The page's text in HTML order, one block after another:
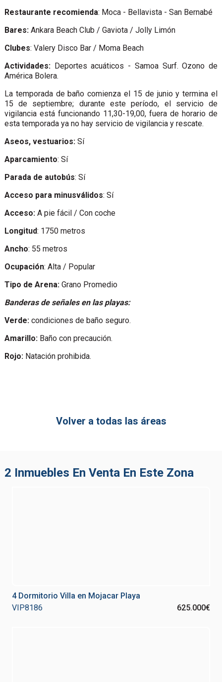
Restaurante recomienda: Moca - Bellavista - San Bernabé
Bares:Ankara Beach Club / Gaviota / Jolly Limón
Clubes: Valery Disco Bar / Moma Beach
Actividades:Deportes acuáticos - Samoa Surf. Ozono de
América Bolera.
La temporada de baño comienza el 15 de junio y termina el
15 de septiembre; durante este período, el servicio de
vigilancia está funcionando 11,30-19,00, fuera de horario de
esta temporada ya no hay servicio de vigilancia y rescate.
Aseos, vestuarios:Sí
Aparcamiento: Sí
Parada de autobús: Sí
Acceso para minusválidos: Sí
Acceso:A pie fácil / Con coche
Longitud: 1750 metros
Ancho: 55 metros
Ocupación: Alta / Popular
Tipo de Arena:Grano Promedio
Banderas de señales en las playas:
Verde:condiciones de baño seguro.
Amarillo:Baño con precaución.
Rojo:Natación prohibida.
Volver a todas las áreas
2 Inmuebles En Venta En Este Zona
4 Dormitorio Villa en Mojacar Playa
VIP8186
625.000€